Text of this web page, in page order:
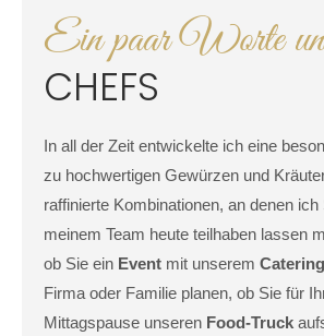
Ein paar Worte
CHEFS
In all der Zeit entwickelte ich eine
zu hochwertigen Gewürzen und
raffinierte Kombinationen, an denen ich
meinem Team heute teilhaben lassen
ob Sie ein Event mit unserem Catering
Firma oder Familie planen, ob Sie für
Mittagspause unseren Food-Truck